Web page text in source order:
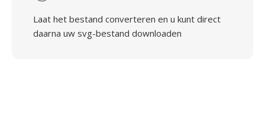
Laat het bestand converteren en u kunt direct
daarna uw svg-bestand downloaden